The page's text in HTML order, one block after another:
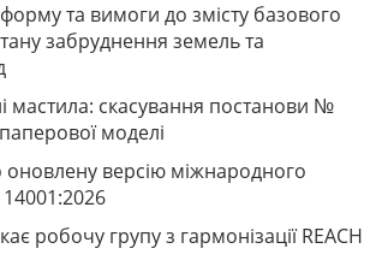
та вимоги до змісту базового
забруднення земель та
мастила: скасування постанови №
моделі
оновлену версію міжнародного
14001:2026
робочу групу з гармонізації REACH